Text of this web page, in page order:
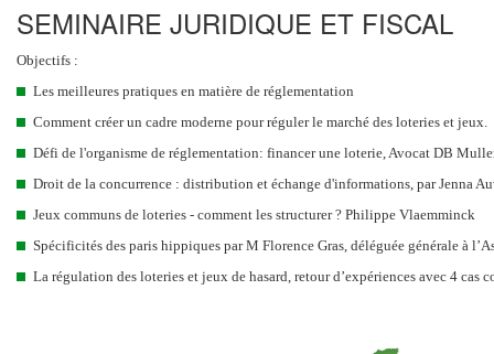
SEMINAIRE JURIDIQUE ET FISCAL
Objectifs :
Les meilleures pratiques en matière de réglementation
Comment créer un cadre moderne pour réguler le marché des loteries et jeux.
Défi de l'organisme de réglementation: financer une loterie, Avocat DB
Droit de la concurrence : distribution et échange d'informations, par Jenna
Jeux communs de loteries - comment les structurer ? Philippe Vlaemminck
Spécificités des paris hippiques par M Florence Gras, déléguée générale à
La régulation des loteries et jeux de hasard, retour d’expériences avec 4 cas